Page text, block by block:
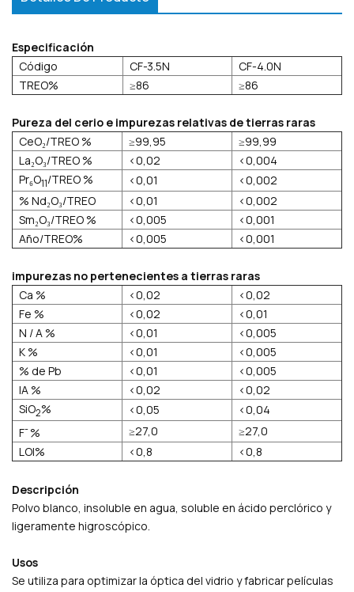
Especificación
Código
CF-3.5N
CF-4.0N
TREO%
≥86 ≥86
Pureza del cerio e impurezas relativas de tierras raras
CeO₂/TREO %
≥99,95
≥99,99
La₂O₃/TREO %
<0,02
<0,004
Pr₆O11/TREO % <0,01
<0,002
% Nd₂O₃/TREO
<0,01
<0,002
Sm₂O₃/TREO %
<0,005
<0,001
Año/TREO%
<0,005 <0,001
impurezas no pertenecientes a tierras raras
Ca %
<0,02
<0,02
Fe %
<0,02
<0,01
N / A %
<0,01
<0,005
K %
<0,01
<0,005
% de Pb
<0,01
<0,005
IA %
<0,02
<0,02
SiO2% <0,05
<0,04
F- % ≥27,0
≥27,0
LOI%
<0,8 <0,8
Descripción
Polvo blanco, insoluble en agua, soluble en ácido perclórico y
ligeramente higroscópico.
Usos
Se utiliza para optimizar la óptica del vidrio y fabricar películas